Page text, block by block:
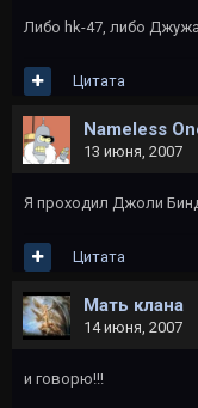
Либо hk-47, либо
Цитата
Nameless
13 июня, 2007
Я проходил Джоли
Цитата
Мать клана
14 июня, 2007
и говорю!!!